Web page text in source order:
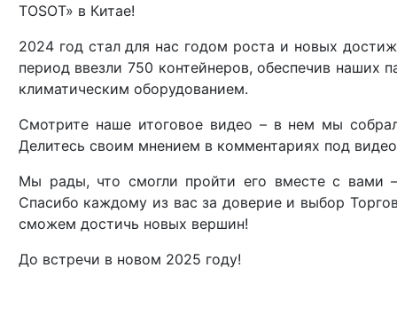
TOSOT» в Китае!
2024 год стал для нас годом роста и новых
период ввезли 750 контейнеров, обеспечив наших
климатическим оборудованием.
Смотрите наше итоговое видео – в нем мы
Делитесь своим мнением в комментариях под
Мы рады, что смогли пройти его вместе с вами
Спасибо каждому из вас за доверие и выбор
сможем достичь новых вершин!
До встречи в новом 2025 году!